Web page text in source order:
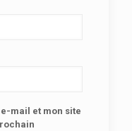
mail et mon site